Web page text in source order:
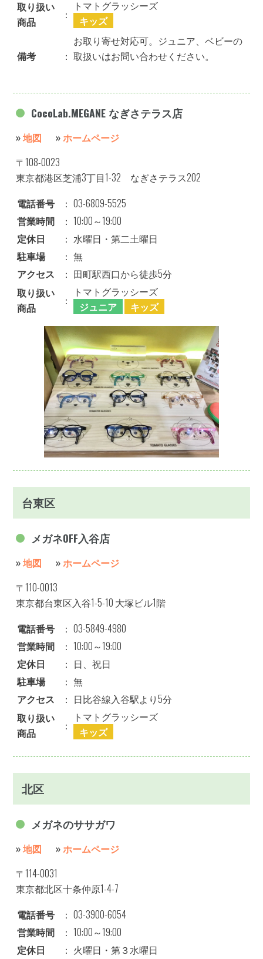
取り扱い
商品
：
トマトグラッシーズ
キッズ
備考 ：
お取り寄せ対応可。ジュニア、ベビーの
取扱いはお問い合わせください。
CocoLab.MEGANE なぎさテラス店
»地図 »ホームページ
〒108-0023
東京都港区芝浦3丁目1-32 なぎさテラス202
電話番号
： 03-6809-5525
営業時間
： 10:00～19:00
定休日
： 水曜日・第二土曜日
駐車場
： 無
アクセス
： 田町駅西口から徒歩5分
取り扱い
商品
：
トマトグラッシーズ
ジュニア
キッズ
台東区
メガネOFF入谷店
»地図 »ホームページ
〒110-0013
東京都台東区入谷1-5-10 大塚ビル1階
電話番号
： 03-5849-4980
営業時間
： 10:00～19:00
定休日
： 日、祝日
駐車場
： 無
アクセス
： 日比谷線入谷駅より5分
取り扱い
商品
：
トマトグラッシーズ
キッズ
北区
メガネのササガワ
»地図 »ホームページ
〒114-0031
東京都北区十条仲原1-4-7
電話番号
： 03-3900-6054
営業時間
： 10:00～19:00
定休日
： 火曜日・第３水曜日